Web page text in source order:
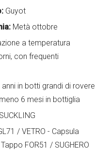
Guyot
Metà ottobre
a temperatura
con frequenti
in botti grandi di rovere
6 mesi in bottiglia
/ VETRO - Capsula
FOR51 / SUGHERO